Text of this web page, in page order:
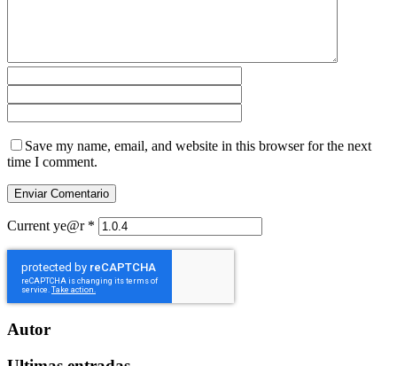
Save my name, email, and website in this browser for the next
time I comment.
Current ye@r *
Autor